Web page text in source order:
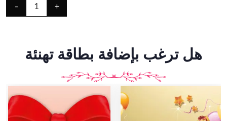
- 1 +
هل ترغب بإضافة بطاقة تهنئة